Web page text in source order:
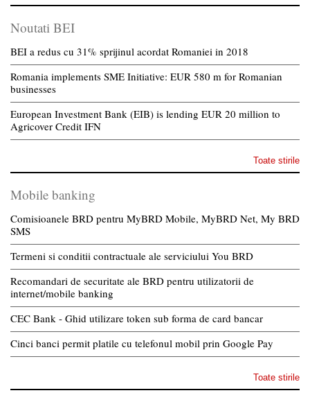
Noutati BEI
BEI a redus cu 31% sprijinul acordat Romaniei in 2018
Romania implements SME Initiative: EUR 580 m for Romanian
businesses
European Investment Bank (EIB) is lending EUR 20 million to
Agricover Credit IFN
Toate stirile
Mobile banking
Comisioanele BRD pentru MyBRD Mobile, MyBRD Net, My BRD
SMS
Termeni si conditii contractuale ale serviciului You BRD
Recomandari de securitate ale BRD pentru utilizatorii de
internet/mobile banking
CEC Bank - Ghid utilizare token sub forma de card bancar
Cinci banci permit platile cu telefonul mobil prin Google Pay
Toate stirile